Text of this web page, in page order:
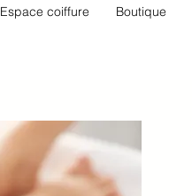
Espace coiffure Boutique